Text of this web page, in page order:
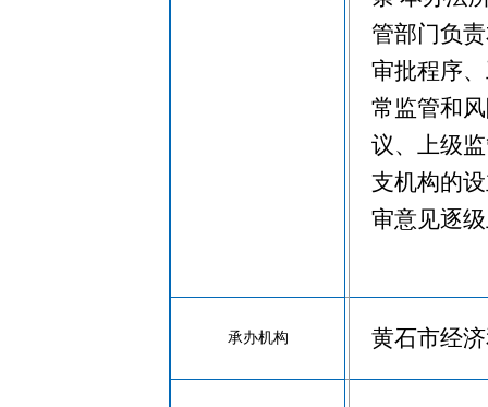
管部门负
审批程序
常监管和
议、上级
支机构的
审意见逐
承办机构 黄石市经